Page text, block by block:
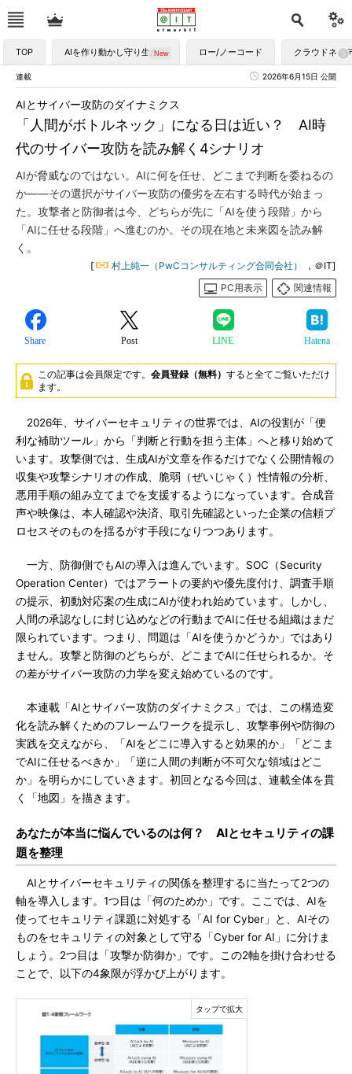
TOP AIを作り動かし守り生かす ロー/ノーコード クラウドネイ
連載 2026年6月15日 公開
「人間がボトルネック」になる日は近い？ AI時
代のサイバー攻防を読み解く4シナリオ
AIとサイバー攻防のダイナミクス
AIが脅威なのではない。AIに何を任せ、どこまで判断を委ねるの
か――その選択がサイバー攻防の優劣を左右する時代が始まっ
た。攻撃者と防御者は今、どちらが先に「AIを使う段階」から
「AIに任せる段階」へ進むのか。その現在地と未来図を読み解
く。
[ 村上純一（PwCコンサルティング合同会社）
，＠IT]
PC用表示
関連情報
Share Post LINE Hatena
この記事は会員限定です。 会員登録（無料） すると全てご覧いただけ
ます。
2026年、サイバーセキュリティの世界では、AIの役割が「便
利な補助ツール」から「判断と行動を担う主体」へと移り始めて
います。攻撃側では、生成AIが文章を作るだけでなく公開情報の
収集や攻撃シナリオの作成、脆弱（ぜいじゃく）性情報の分析、
悪用手順の組み立てまでを支援するようになっています。合成音
声や映像は、本人確認や決済、取引先確認といった企業の信頼プ
ロセスそのものを揺るがす手段になりつつあります。
一方、防御側でもAIの導入は進んでいます。SOC（Security
Operation Center）ではアラートの要約や優先度付け、調査手順
の提示、初動対応案の生成にAIが使われ始めています。しかし、
人間の承認なしに封じ込めなどの行動までAIに任せる組織はまだ
限られています。つまり、問題は「AIを使うかどうか」ではあり
ません。攻撃と防御のどちらが、どこまでAIに任せられるか。そ
の差がサイバー攻防の力学を変え始めているのです。
本連載「AIとサイバー攻防のダイナミクス」では、この構造変
化を読み解くためのフレームワークを提示し、攻撃事例や防御の
実践を交えながら、「AIをどこに導入すると効果的か」「どこま
でAIに任せるべきか」「逆に人間の判断が不可欠な領域はどこ
か」を明らかにしていきます。初回となる今回は、連載全体を貫
く「地図」を描きます。
あなたが本当に悩んでいるのは何？ AIとセキュリティの課
題を整理
AIとサイバーセキュリティの関係を整理するに当たって2つの
軸を導入します。1つ目は「何のためか」です。ここでは、AIを
使ってセキュリティ課題に対処する「AI for Cyber」と、AIその
ものをセキュリティの対象として守る「Cyber for AI」に分けま
しょう。2つ目は「攻撃か防御か」です。この2軸を掛け合わせる
ことで、以下の4象限が浮かび上がります。